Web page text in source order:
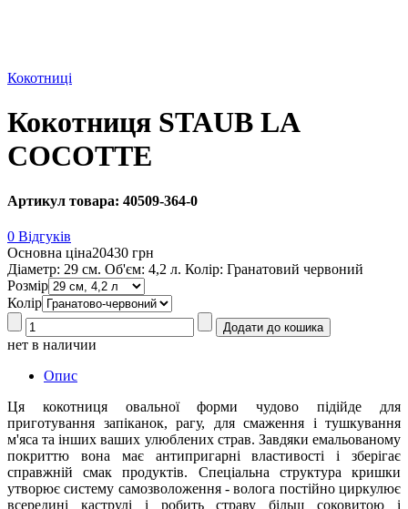
Кокотниці
Кокотниця STAUB LA
COCOTTE
Артикул товара: 40509-364-0
0 Відгуків
Основна ціна20430 грн
Діаметр: 29 см. Об'єм: 4,2 л. Колір: Гранатовий червоний
Розмір
Колір
нет в наличии
Опис
Ця кокотниця овальної форми чудово підійде для
приготування запіканок, рагу, для смаження і тушкування
м'яса та інших ваших улюблених страв. Завдяки емальованому
покриттю вона має антипригарні властивості і зберігає
справжній смак продуктів. Спеціальна структура кришки
утворює систему самозволоження - волога постійно циркулює
всередині каструлі і робить страву більш соковитою і